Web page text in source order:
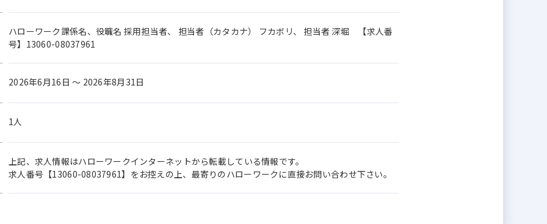
ハローワーク課係名、役職名 採用担当者、 担当者（カタカナ） フカボリ、 担当者 深堀 【求人番
号】13060-08037961
2026年6月16日 〜 2026年8月31日
1人
上記、求人情報はハローワークインターネットから転載している情報です。
求人番号【13060-08037961】をお控えの上、最寄りのハローワークに直接お問い合わせ下さい。